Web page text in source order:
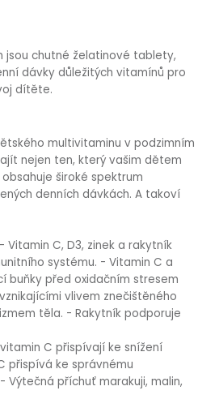
ORGANISMU
jsou chutné želatinové tablety,
dávky důležitých vitamínů pro
dítěte.
multivitaminu v podzimním
nejen ten, který vašim dětem
široké spektrum
denních dávkách. A takoví
- Vitamin C, D3, zinek a rakytník
systému. - Vitamin C a
buňky před oxidačním stresem
vlivem znečištěného
těla. - Rakytník podporuje
C přispívají ke snížení
přispívá ke správnému
příchuť marakuji, malin,